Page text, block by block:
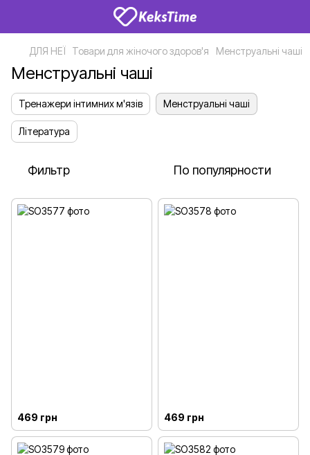
ДЛЯ НЕЇ Товари для жіночого здоров'я Менструальні чаші
Менструальні чаші
Тренажери інтимних м'язів Менструальні чаші
Література
Фильтр По популярности
469 грн 469 грн